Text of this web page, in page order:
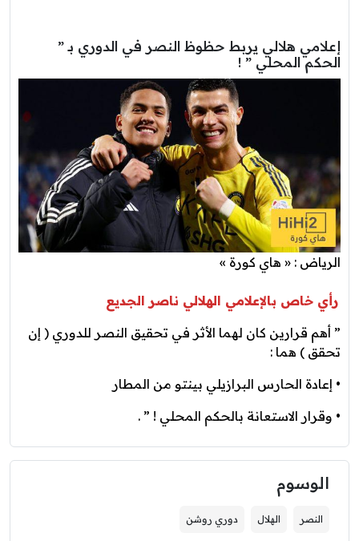
إعلامي هلالي يربط حظوظ النصر في الدوري بـ ”
الحكم المحلي ” !
الرياض : « هاي كورة »
رأي خاص بالإعلامي الهلالي ناصر الجديع
” ‏أهم قرارين كان لهما الأثر في تحقيق النصر للدوري ( إن
تحقق ) هما :
• إعادة الحارس البرازيلي بينتو من المطار
• وقرار الاستعانة بالحكم المحلي ! ” .
الوسوم
النصر الهلال دوري روشن